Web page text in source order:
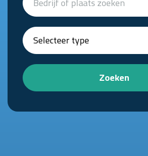
Zoeken